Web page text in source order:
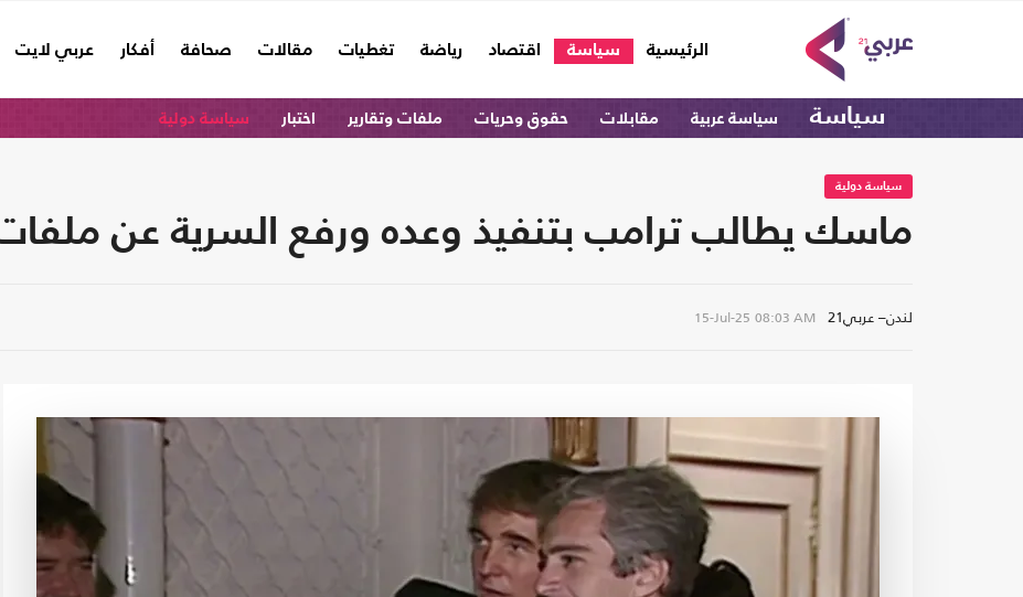
الرئيسية
(current) سياسة اقتصاد رياضة تغطيات مقالات صحافة أفكار عربي لايت
سياسة سياسة عربية مقابلات حقوق وحريات ملفات وتقارير اختبار سياسة دولية
سياسة دولية
ماسك يطالب ترامب بتنفيذ وعده ورفع السرية عن
لندن– عربي21 15-Jul-25 08:03 AM